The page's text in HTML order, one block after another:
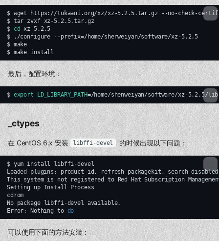
$ wget https://tukaani.org/xz/xz-5.2.5.tar.gz
--no-check-
$ tar zvxf xz-5.2.5.tar.gz
$ cd xz-5.2.5
$
./configure --prefix=/home/shenweiyan/software/xz-5.2.5
$ make
$ make
最后，配置环境：
$ export LD_LIBRARY_PATH=/home/shenweiyan/software/xz-5.2.5/
_ctypes
在 CentOS 6.x 安装 libffi-devel 的时候出现以下问题：
$ yum install
libffi-devel
Loaded
plugins: product-id, refresh-packagekit,
search-
This system is not registered to Red Hat Subscription
Setting
up Install Process
cdrom
No package libffi-devel available.
Error:
Nothing to do
可以使用下面的方法安装：